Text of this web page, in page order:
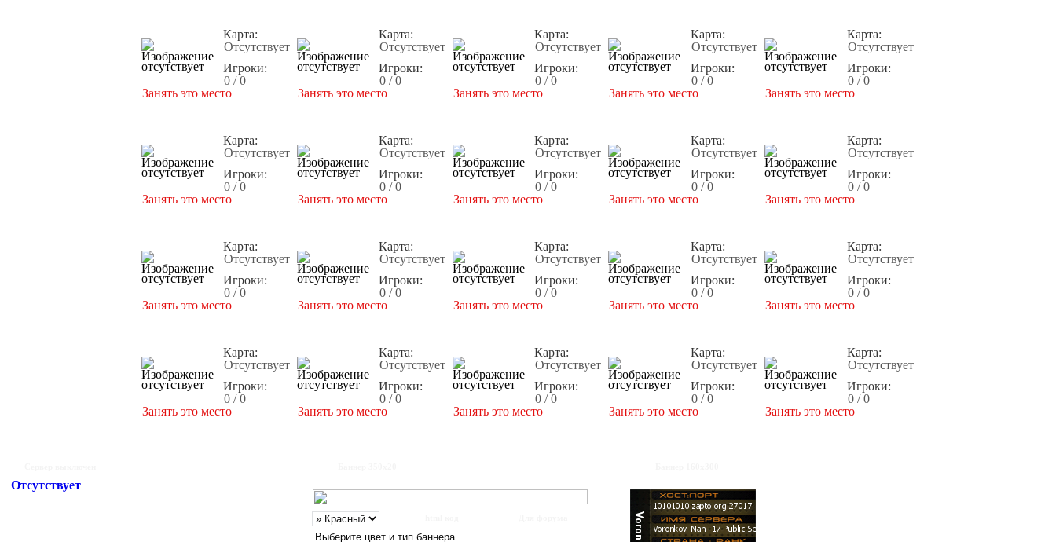
Карта:
Отсутствует
Игроки:
0 / 0
Занять это место
Карта:
Отсутствует
Игроки:
0 / 0
Занять это место
Карта:
Отсутствует
Игроки:
0 / 0
Занять это место
Карта:
Отсутствует
Игроки:
0 / 0
Занять это место
Карта:
Отсутствует
Игроки:
0 / 0
Занять это место
Карта:
Отсутствует
Игроки:
0 / 0
Занять это место
Карта:
Отсутствует
Игроки:
0 / 0
Занять это место
Карта:
Отсутствует
Игроки:
0 / 0
Занять это место
Карта:
Отсутствует
Игроки:
0 / 0
Занять это место
Карта:
Отсутствует
Игроки:
0 / 0
Занять это место
Карта:
Отсутствует
Игроки:
0 / 0
Занять это место
Карта:
Отсутствует
Игроки:
0 / 0
Занять это место
Карта:
Отсутствует
Игроки:
0 / 0
Занять это место
Карта:
Отсутствует
Игроки:
0 / 0
Занять это место
Карта:
Отсутствует
Игроки:
0 / 0
Занять это место
Карта:
Отсутствует
Игроки:
0 / 0
Занять это место
Карта:
Отсутствует
Игроки:
0 / 0
Занять это место
Карта:
Отсутствует
Игроки:
0 / 0
Занять это место
Карта:
Отсутствует
Игроки:
0 / 0
Занять это место
Карта:
Отсутствует
Игроки:
0 / 0
Занять это место
Отсутствует